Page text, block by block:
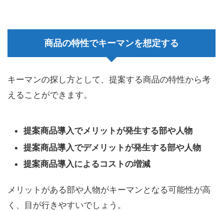
商品の特性でキーマンを想定する
キーマンの探し方として、提案する商品の特性から考
えることができます。
提案商品導入でメリットが発生する部や人物
提案商品導入でデメリットが発生する部や人物
提案商品導入によるコストの増減
メリットがある部や人物がキーマンとなる可能性が高
く、目が行きやすいでしょう。